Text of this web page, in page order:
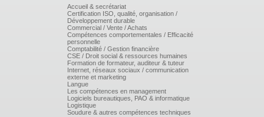
LA PRÉPARATION DES PTE AU SOL :
Les Pares chutes,
Les barres anti renversement,
Les T d'allongement,
Le traitement des abouts.
Accueil & secrétariat
Certification ISO, qualité, organisation /
Développement durable
Commercial / Vente / Achats
Compétences comportementales / Efficacité
personnelle
Comptabilité / Gestion financière
CSE / Droit social & ressources humaines
Formation de formateur, auditeur & tuteur
Internet, réseaux sociaux / communication
externe et marketing
Langue
Les compétences en management
Logiciels bureautiques, PAO & informatique
Logistique
Soudure & autres compétences techniques